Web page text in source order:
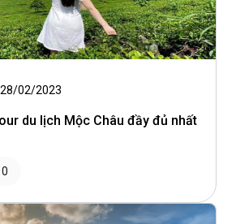
02/2023
du lịch Mộc Châu đầy đủ nhất
0